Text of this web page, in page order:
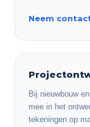
Neem
Bij nieuwbouw
mee in het
tekeningen op